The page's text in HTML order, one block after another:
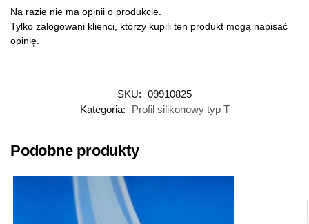
Na razie nie ma opinii o produkcie.
Tylko zalogowani klienci, którzy kupili ten produkt mogą napisać
opinię.
SKU: 09910825
Kategoria:
Profil silikonowy typ T
Podobne produkty